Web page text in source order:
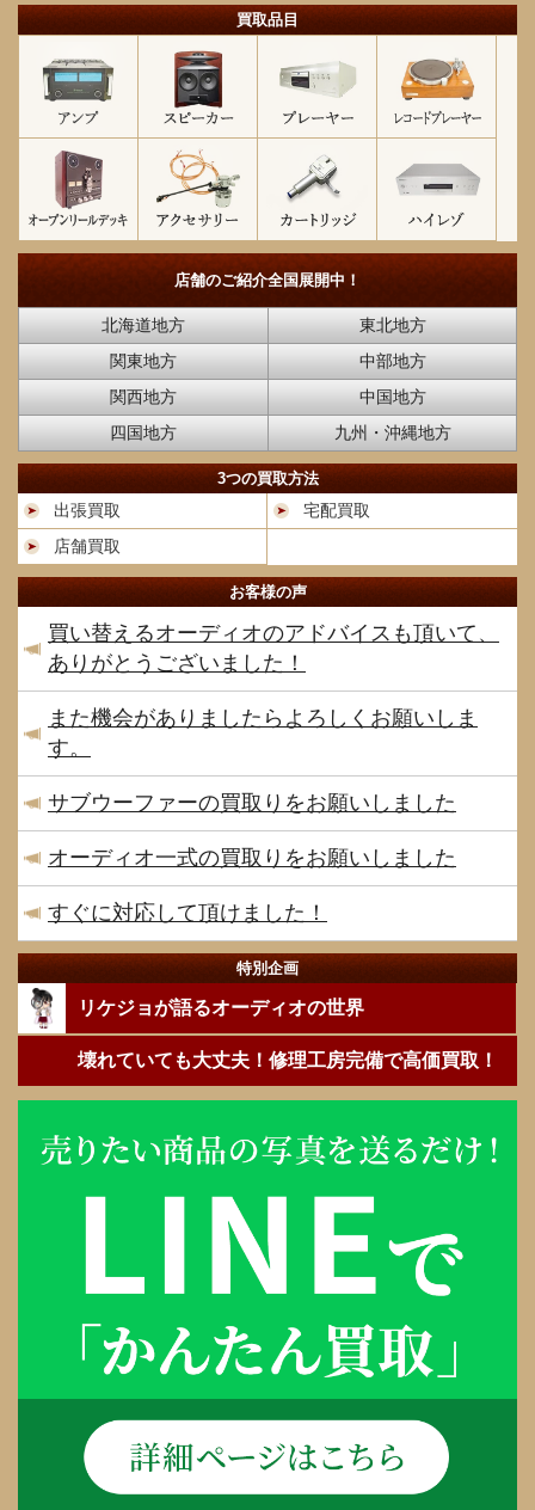
買取品目
店舗のご紹介全国展開中！
北海道地方
東北地方
関東地方
中部地方
関西地方
中国地方
四国地方
九州・沖縄地方
3つの買取方法
出張買取
宅配買取
店舗買取
お客様の声
買い替えるオーディオのアドバイスも頂いて、
ありがとうございました！
また機会がありましたらよろしくお願いしま
す。
サブウーファーの買取りをお願いしました
オーディオ一式の買取りをお願いしました
すぐに対応して頂けました！
特別企画
リケジョが語るオーディオの世界
壊れていても大丈夫！修理工房完備で高価買取！